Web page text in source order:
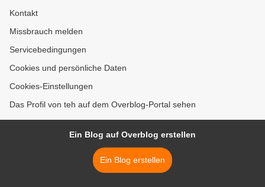
Kontakt
Missbrauch melden
Servicebedingungen
Cookies und persönliche Daten
Cookies-Einstellungen
Das Profil von teh auf dem Overblog-Portal sehen
Ein Blog auf Overblog erstellen
Ein Blog erstellen